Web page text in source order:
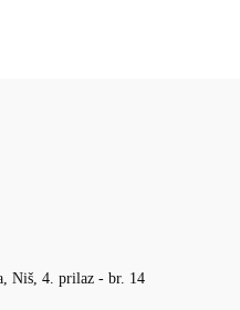
Niš, 4. prilaz - br. 14